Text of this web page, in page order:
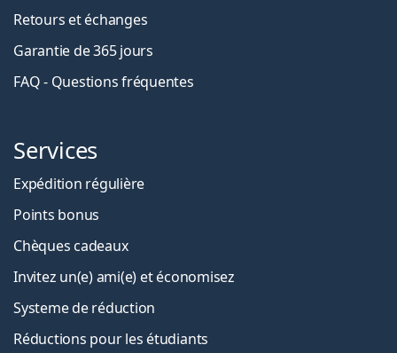
Retours et échanges
Garantie de 365 jours
FAQ - Questions fréquentes
Services
Expédition régulière
Points bonus
Chèques cadeaux
Invitez un(e) ami(e) et économisez
Systeme de réduction
Réductions pour les étudiants